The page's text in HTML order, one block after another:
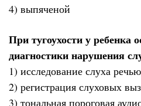
4) выпяченой
При тугоухости у ребенка
диагностики нарушения
1) исследование слуха речью
2) регистрация слуховых
3) тональная пороговая